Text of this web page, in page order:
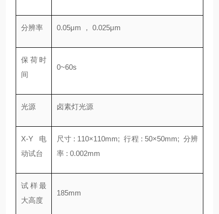
分辨率 0.05μm ， 0.025μm
保荷时
间
0~60s
光源 卤素灯光源
X-Y 电
动试台
尺寸 : 110×110mm; 行程 : 50×50mm; 分辨
率 : 0.002mm
试样最
大高度
185mm